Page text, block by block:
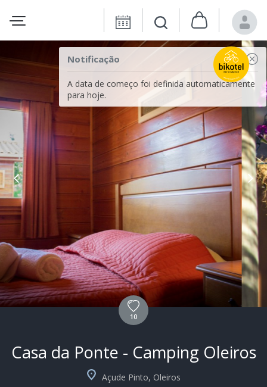
Notificação
A data de começo foi definida automaticamente
para hoje.
10
Casa da Ponte - Camping Oleiros
Açude Pinto, Oleiros